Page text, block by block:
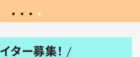
ター募集！